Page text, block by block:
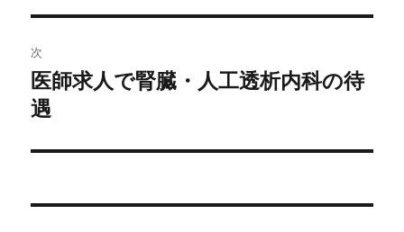
ビ
ゲ
ー
ン
稿:
次
次
の
稿:
医師求人で腎臓・人工透析内科の待
遇